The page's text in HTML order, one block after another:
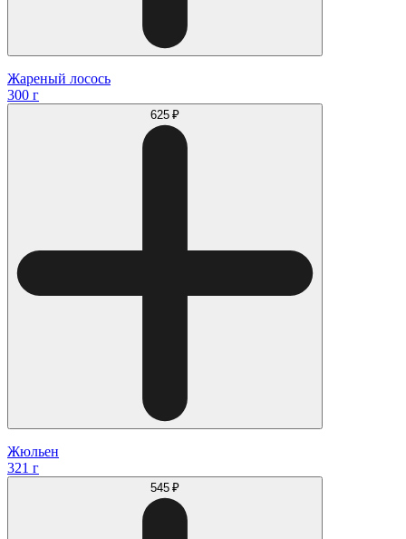
Жареный лосось
300 г
625 ₽
Жюльен
321 г
545 ₽